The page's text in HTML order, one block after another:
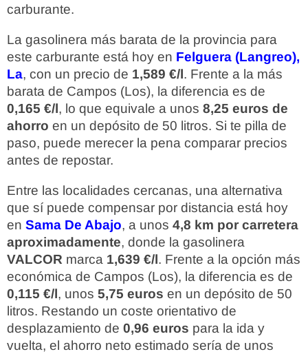
carburante.
La gasolinera más barata de la provincia para
este carburante está hoy en Felguera (Langreo),
La, con un precio de 1,589 €/l. Frente a la más
barata de Campos (Los), la diferencia es de
0,165 €/l, lo que equivale a unos 8,25 euros de
ahorro en un depósito de 50 litros. Si te pilla de
paso, puede merecer la pena comparar precios
antes de repostar.
Entre las localidades cercanas, una alternativa
que sí puede compensar por distancia está hoy
en Sama De Abajo, a unos 4,8 km por carretera
aproximadamente, donde la gasolinera
VALCOR marca 1,639 €/l. Frente a la opción más
económica de Campos (Los), la diferencia es de
0,115 €/l, unos 5,75 euros en un depósito de 50
litros. Restando un coste orientativo de
desplazamiento de 0,96 euros para la ida y
vuelta, el ahorro neto estimado sería de unos